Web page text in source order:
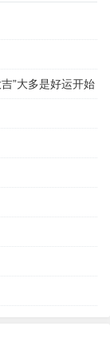
”大多是好运开始